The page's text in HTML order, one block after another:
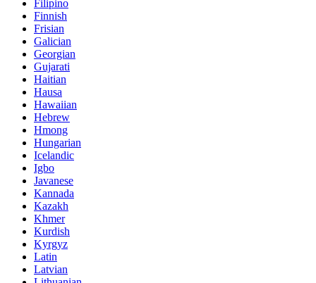
Filipino
Finnish
Frisian
Galician
Georgian
Gujarati
Haitian
Hausa
Hawaiian
Hebrew
Hmong
Hungarian
Icelandic
Igbo
Javanese
Kannada
Kazakh
Khmer
Kurdish
Kyrgyz
Latin
Latvian